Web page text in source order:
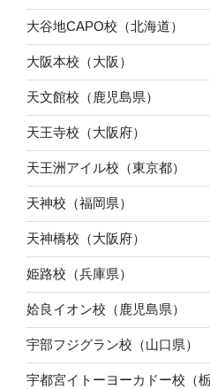
大谷地CAPO校（北海道）
大阪本校（大阪）
天文館校（鹿児島県）
天王寺校（大阪府）
天王洲アイル校（東京都）
天神校（福岡県）
天神橋校（大阪府）
姫路校（兵庫県）
姶良イオン校（鹿児島県）
宇部フジグラン校（山口県）
宇都宮イトーヨーカドー校（栃